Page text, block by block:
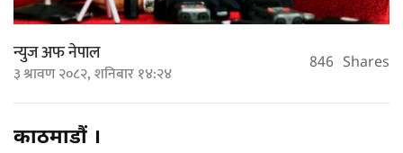
न्युज अफ नेपाल
३ श्रावण २०८२, शनिबार १४:२४ 846 Shares
काठमाडौं ।